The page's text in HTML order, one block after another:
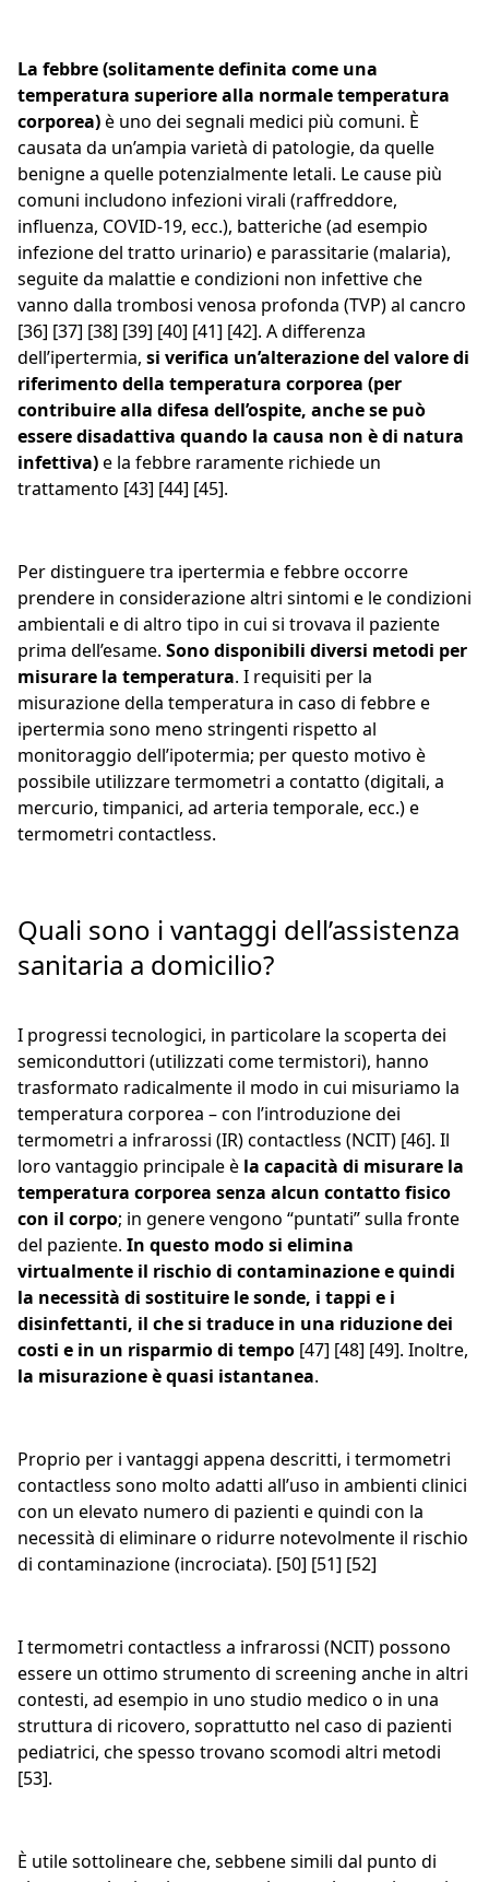
La febbre (solitamente definita come una
temperatura superiore alla normale temperatura
corporea)è uno dei segnali medici più comuni. È
causata da un’ampia varietà di patologie, da quelle
benigne a quelle potenzialmente letali. Le cause più
comuni includono infezioni virali (raffreddore,
influenza, COVID-19, ecc.), batteriche (ad esempio
infezione del tratto urinario) e parassitarie (malaria),
seguite da malattie e condizioni non infettive che
vanno dalla trombosi venosa profonda (TVP) al cancro
[36] [37] [38] [39] [40] [41] [42]. A differenza
dell’ipertermia, si verifica un’alterazione del valore di
riferimento della temperatura corporea (per
contribuire alla difesa dell’ospite, anche se può
essere disadattiva quando la causa non è di natura
infettiva)e la febbre raramente richiede un
trattamento [43] [44] [45].
Per distinguere tra ipertermia e febbre occorre
prendere in considerazione altri sintomi e le condizioni
ambientali e di altro tipo in cui si trovava il paziente
prima dell’esame. Sono disponibili diversi metodi per
misurare la temperatura. I requisiti per la
misurazione della temperatura in caso di febbre e
ipertermia sono meno stringenti rispetto al
monitoraggio dell’ipotermia; per questo motivo è
possibile utilizzare termometri a contatto (digitali, a
mercurio, timpanici, ad arteria temporale, ecc.) e
termometri contactless.
Quali sono i vantaggi dell’assistenza
sanitaria a domicilio?
I progressi tecnologici, in particolare la scoperta dei
semiconduttori (utilizzati come termistori), hanno
trasformato radicalmente il modo in cui misuriamo la
temperatura corporea – con l’introduzione dei
termometri a infrarossi (IR) contactless (NCIT) [46]. Il
loro vantaggio principale è la capacità di misurare la
temperatura corporea senza alcun contatto fisico
con il corpo; in genere vengono “puntati” sulla fronte
del paziente. In questo modo si elimina
virtualmente il rischio di contaminazione e quindi
la necessità di sostituire le sonde, i tappi e i
disinfettanti, il che si traduce in una riduzione dei
costi e in un risparmio di tempo [47] [48] [49]. Inoltre,
la misurazione è quasi istantanea.
Proprio per i vantaggi appena descritti, i termometri
contactless sono molto adatti all’uso in ambienti clinici
con un elevato numero di pazienti e quindi con la
necessità di eliminare o ridurre notevolmente il rischio
di contaminazione (incrociata). [50] [51] [52]
I termometri contactless a infrarossi (NCIT) possono
essere un ottimo strumento di screening anche in altri
contesti, ad esempio in uno studio medico o in una
struttura di ricovero, soprattutto nel caso di pazienti
pediatrici, che spesso trovano scomodi altri metodi
[53].
È utile sottolineare che, sebbene simili dal punto di